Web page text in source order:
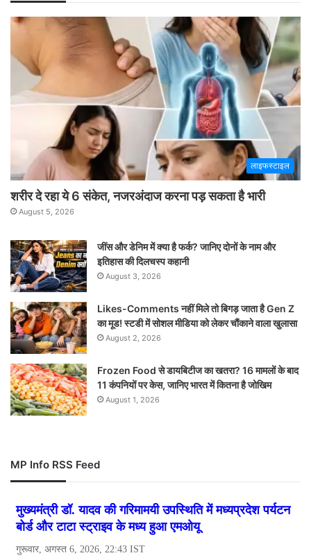
लाइफस्टाइल
शरीर दे रहा ये 6 संकेत, नजरअंदाज करना पड़ सकता है भारी
August 5, 2026
जींस और डेनिम में क्या है फर्क? जानिए दोनों के नाम और
इतिहास की दिलचस्प कहानी
August 3, 2026
Likes-Comments नहीं मिले तो बिगड़ जाता है Gen Z
का मूड! स्टडी में सोशल मीडिया को लेकर चौंकाने वाला खुलासा
August 2, 2026
Frozen Food से डायबिटीज का खतरा? 16 मामलों के बाद
11 कंपनियों पर केस, जानिए भारत में कितना है जोखिम
August 1, 2026
MP Info RSS Feed